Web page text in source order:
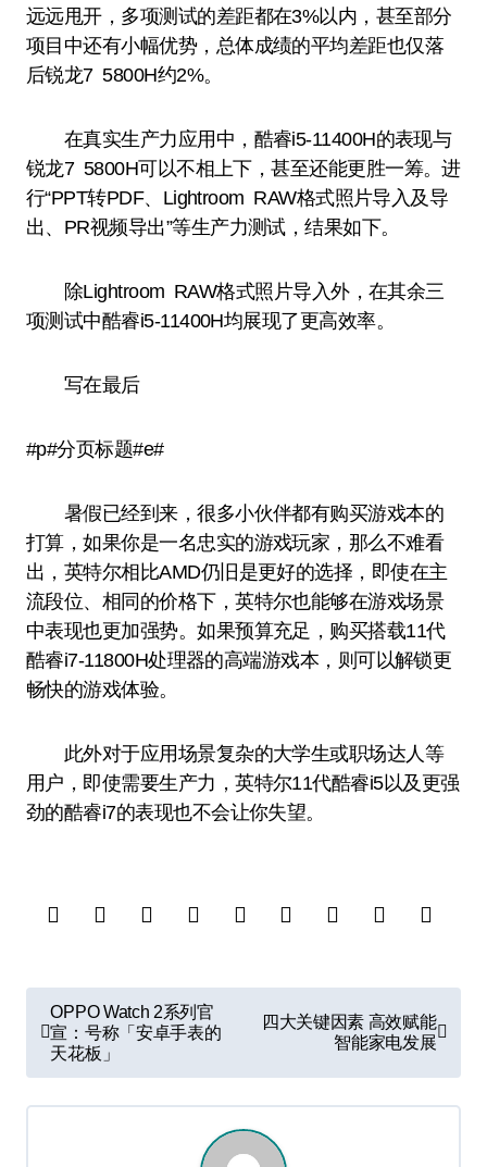
远远甩开，多项测试的差距都在3%以内，甚至部分
项目中还有小幅优势，总体成绩的平均差距也仅落
后锐龙7 5800H约2%。
在真实生产力应用中，酷睿i5-11400H的表现与
锐龙7 5800H可以不相上下，甚至还能更胜一筹。进
行“PPT转PDF、Lightroom RAW格式照片导入及导
出、PR视频导出”等生产力测试，结果如下。
除Lightroom RAW格式照片导入外，在其余三
项测试中酷睿i5-11400H均展现了更高效率。
写在最后
#p#分页标题#e#
暑假已经到来，很多小伙伴都有购买游戏本的
打算，如果你是一名忠实的游戏玩家，那么不难看
出，英特尔相比AMD仍旧是更好的选择，即使在主
流段位、相同的价格下，英特尔也能够在游戏场景
中表现也更加强势。如果预算充足，购买搭载11代
酷睿i7-11800H处理器的高端游戏本，则可以解锁更
畅快的游戏体验。
此外对于应用场景复杂的大学生或职场达人等
用户，即使需要生产力，英特尔11代酷睿i5以及更强
劲的酷睿i7的表现也不会让你失望。
文
章
导
航
OPPO Watch 2系列官
宣：号称「安卓手表的
天花板」
四大关键因素 高效赋能
智能家电发展